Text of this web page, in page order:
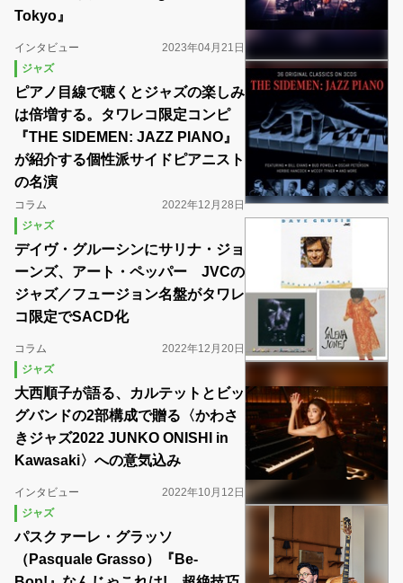
Tokyo』
インタビュー
2023年04月21日
ジャズ
ピアノ目線で聴くとジャズの楽しみ
は倍増する。タワレコ限定コンピ
『THE SIDEMEN: JAZZ PIANO』
が紹介する個性派サイドピアニスト
の名演
コラム
2022年12月28日
ジャズ
デイヴ・グルーシンにサリナ・ジョ
ーンズ、アート・ペッパー JVCの
ジャズ／フュージョン名盤がタワレ
コ限定でSACD化
コラム
2022年12月20日
ジャズ
大西順子が語る、カルテットとビッ
グバンドの2部構成で贈る〈かわさ
きジャズ2022 JUNKO ONISHI in
Kawasaki〉への意気込み
インタビュー
2022年10月12日
ジャズ
パスクァーレ・グラッソ
（Pasquale Grasso）『Be-